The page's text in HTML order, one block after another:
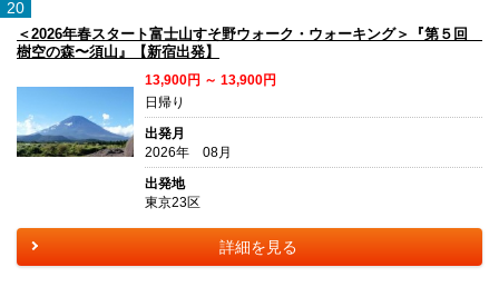
20
＜2026年春スタート富士山すそ野ウォーク・ウォーキング＞『第５回
樹空の森〜須山』【新宿出発】
13,900円 ～ 13,900円
日帰り
出発月
2026年 08月
出発地
東京23区
詳細を見る